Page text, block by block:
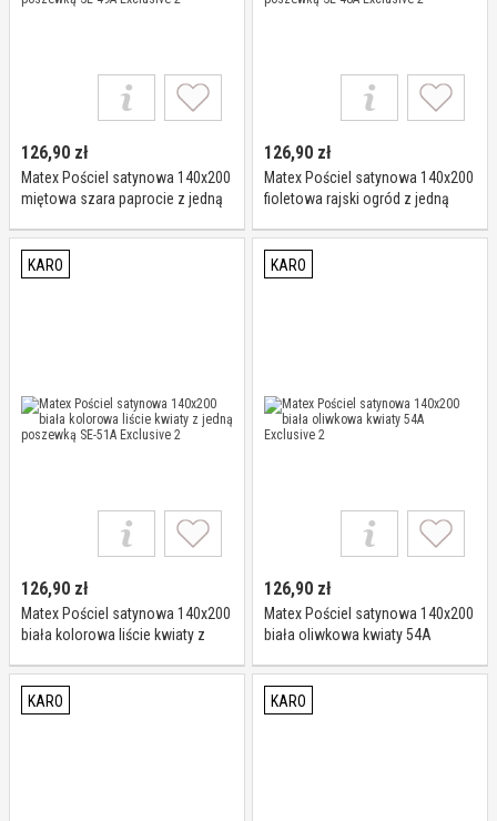
126,90 zł
Matex Pościel satynowa 140x200
miętowa szara paprocie z jedną
126,90 zł
Matex Pościel satynowa 140x200
fioletowa rajski ogród z jedną
KARO
126,90 zł
Matex Pościel satynowa 140x200
biała kolorowa liście kwiaty z
Exclusive 2
KARO
126,90 zł
Matex Pościel satynowa 140x200
biała oliwkowa kwiaty 54A
KARO KARO